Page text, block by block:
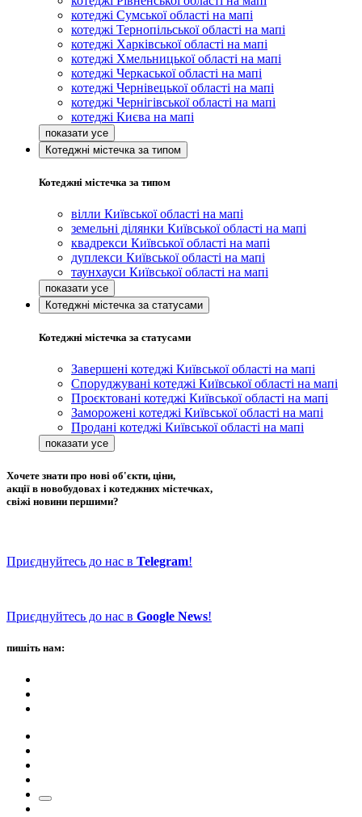
котеджі Сумської області на мапі
котеджі Тернопільської області на мапі
котеджі Харківської області на мапі
котеджі Хмельницької області на мапі
котеджі Черкаської області на мапі
котеджі Чернівецької області на мапі
котеджі Чернігівської області на мапі
котеджі Києва на мапі
Котеджні містечка за типом
Котеджні містечка за типом
вілли Київської області на мапі
земельні ділянки Київської області на мапі
квадрекси Київської області на мапі
дуплекси Київської області на мапі
таунхауси Київської області на мапі
Котеджні містечка за статусами
Котеджні містечка за статусами
Завершені котеджі Київської області на мапі
Споруджувані котеджі Київської області на мапі
Проєктовані котеджі Київської області на мапі
Заморожені котеджі Київської області на мапі
Продані котеджі Київської області на мапі
Хочете знати про нові об'єкти, ціни,
акції в новобудовах і котеджних містечках,
свіжі новини першими?
Приєднуйтесь до нас в Telegram!
Приєднуйтесь до нас в Google News!
пишіть нам: